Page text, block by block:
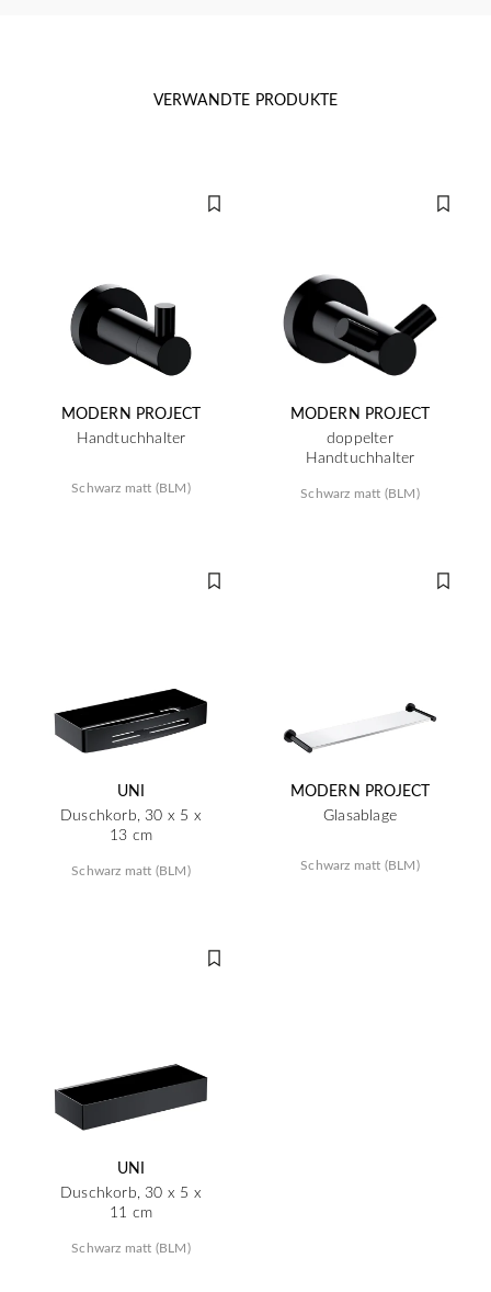
VERWANDTE PRODUKTE
MODERN PROJECT
Handtuchhalter
Schwarz matt (BLM)
MODERN PROJECT
doppelter
Handtuchhalter
Schwarz matt (BLM)
UNI
Duschkorb, 30 x 5 x
13 cm
Schwarz matt (BLM)
MODERN PROJECT
Glasablage
Schwarz matt (BLM)
UNI
Duschkorb, 30 x 5 x
11 cm
Schwarz matt (BLM)